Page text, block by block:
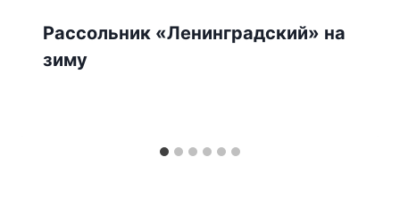
Рассольник «Ленинградский» на
зиму